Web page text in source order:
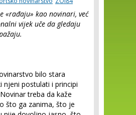
«rađaju» kao novinari, već
vijek uče da gledaju
bilo stara
njeni postulati i principi
treba da kaže
što ga zanima, što je